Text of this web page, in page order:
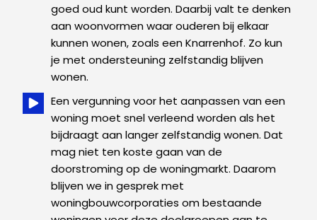
goed oud kunt worden. Daarbij valt te denken
aan woonvormen waar ouderen bij elkaar
kunnen wonen, zoals een Knarrenhof. Zo kun
je met ondersteuning zelfstandig blijven
wonen.
Een vergunning voor het aanpassen van een
woning moet snel verleend worden als het
bijdraagt aan langer zelfstandig wonen. Dat
mag niet ten koste gaan van de
doorstroming op de woningmarkt. Daarom
blijven we in gesprek met
woningbouwcorporaties om bestaande